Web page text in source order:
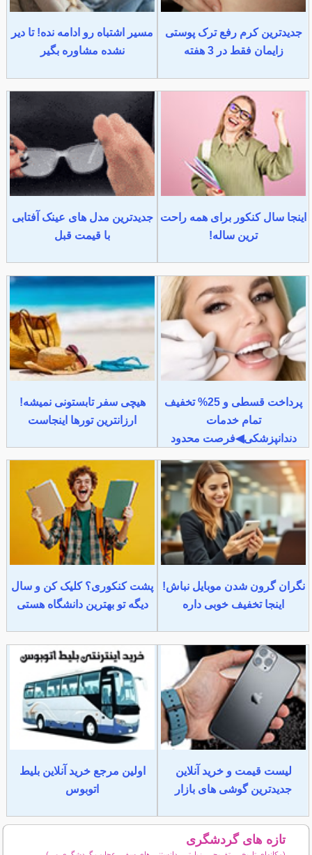
جدیدترین کرم رفع ترک پوستی
زایمان فقط در 3 هفته
مسیر اشتباه رو ادامه نده! تا دیر
نشده مشاوره بگیر
اینجا سال کنکور برای همه راحت
ترین ساله!
جدیدترین مدل های عینک آفتابی
با قیمت قبل
پرداخت قسطی و 25% تخفیف
تمام خدمات
دندانپزشکی◀فرصت محدود
هیچی سفر تابستونی نمیشه!
ارزانترین تورها اینجاست
نگران گرون شدن موبایل نباش!
اینجا تخفیف خوبی داره
پشت کنکوری؟ کلیک کن و سال
دیگه تو بهترین دانشگاه هستی
لیست قیمت و خرید آنلاین
جدیدترین گوشی های بازار
اولین مرجع خرید آنلاین بلیط
اتوبوس
تازه های گردشگری